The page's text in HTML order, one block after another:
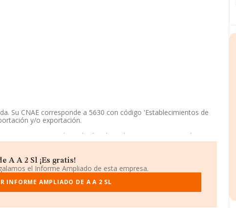
Su CNAE corresponde a 5630 con código 'Establecimientos de
y/o exportación.
B79070033, tiene domicilio fiscal en Plaza Luca De Tena núm. 3,
INFORMA sobre 66.566 compañías, en el ámbito nacional la
millones de euros y se calcula un promedio de facturación de 82
Teniendo en cuenta la información sobre Madrid, en la base de
empresas, cuyas ventas han obtenido los 1.011 millones de euros.
en el ámbito sectorial, la media de empleados es de 2. La
A A 2 Sl ¡Es gratis!
el Informe Ampliado de esta empresa.
INFORME AMPLIADO DE A A 2 SL